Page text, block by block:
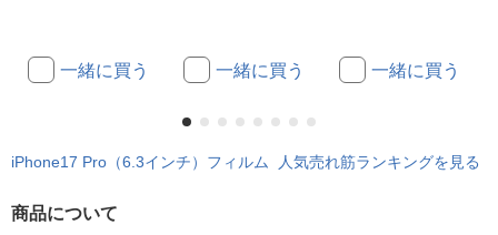
一緒に買う 一緒に買う 一緒に買う
iPhone17 Pro（6.3インチ）フィルム 人気売れ筋ランキングを見る
商品について